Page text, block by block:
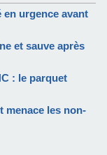
en urgence avant
et sauve après
: le parquet
menace les non-